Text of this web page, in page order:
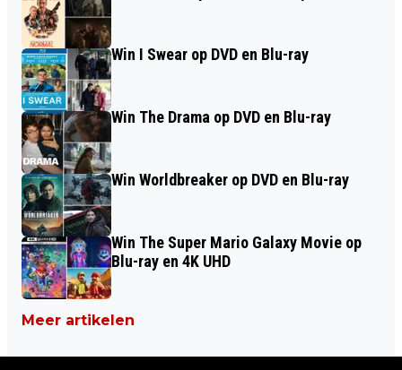
Win I Swear op DVD en Blu-ray
Win The Drama op DVD en Blu-ray
Win Worldbreaker op DVD en Blu-ray
Win The Super Mario Galaxy Movie op
Blu-ray en 4K UHD
Meer artikelen